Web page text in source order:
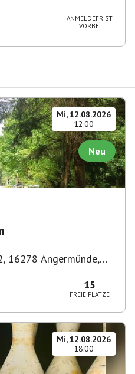
ANMELDEFRIST
VORBEI
Mi, 12.08.2026
12:00
Neu
16278 Angermünde,
15
FREIE PLÄTZE
Mi, 12.08.2026
18:00